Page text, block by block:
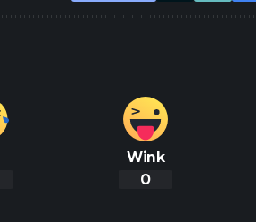
Wink
0